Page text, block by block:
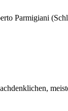
Parmigiani